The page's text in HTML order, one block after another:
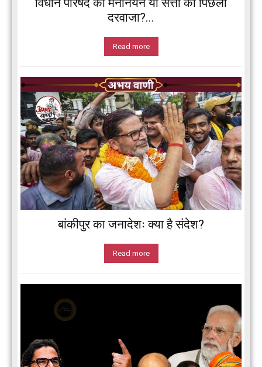
विधान परिषद का मनोनयन या सत्ता का पिछला
दरवाजा?...
Read more
बांकीपुर का जनादेशः क्या है संदेश?
Read more